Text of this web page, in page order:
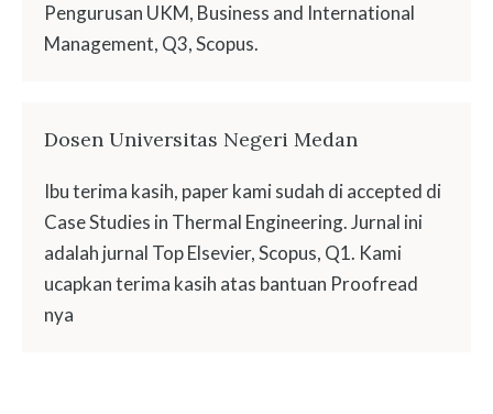
Pengurusan UKM, Business and International
Management, Q3, Scopus.
Dosen Universitas Negeri Medan
Ibu terima kasih, paper kami sudah di accepted di
Case Studies in Thermal Engineering. Jurnal ini
adalah jurnal Top Elsevier, Scopus, Q1. Kami
ucapkan terima kasih atas bantuan Proofread
nya